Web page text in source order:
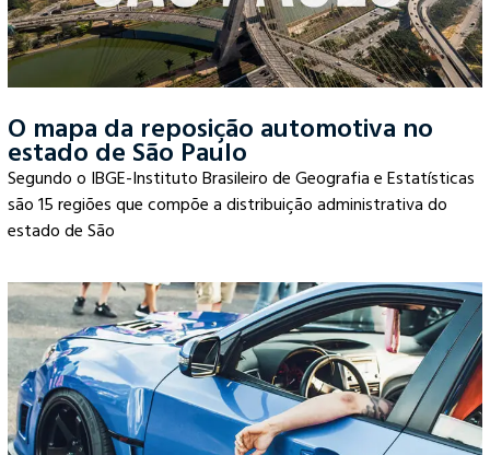
O mapa da reposição automotiva no
estado de São Paulo
Segundo o IBGE-Instituto Brasileiro de Geografia e Estatísticas
são 15 regiões que compõe a distribuição administrativa do
estado de São